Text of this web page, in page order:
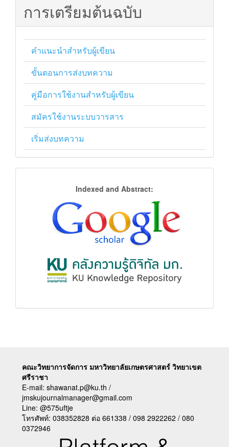
การเตรียมต้นฉบับ
คำแนะนำสำหรับผู้เขียน
ขั้นตอนการส่งบทความ
คู่มือการใช้งานสำหรับผู้เขียน
สมัครใช้งานระบบวารสาร
เริ่มส่งบทความ
ข้อมูล
Indexed and Abstract:
คณะวิทยาการจัดการ มหาวิทยาลัยเกษตรศาสตร์ วิทยาเขต
ศรีราชา
E-mail: shawanat.p@ku.th /
jmskujournalmanager@gmail.com
Line: @575uftje
โทรศัพท์: 038352828 ต่อ 661338 / 098 2922262 / 080
0372946